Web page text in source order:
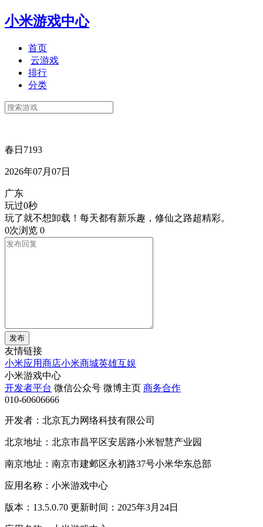
小米游戏中心
首页
云游戏
排行
分类
春日7193
2026年07月07日
广东
玩过0秒
玩了就不想卸载！每天都有新乐趣，修仙之路超精彩。
0次浏览 0
发布
友情链接
小米应用商店小米商城英雄互娱
小米游戏中心
开发者平台 微信公众号 微博主页 商务合作
010-60606666
开发者：北京瓦力网络科技有限公司
北京地址：北京市昌平区安居路小米智慧产业园
南京地址：南京市建邺区永初路37号小米华东总部
应用名称：小米游戏中心
版本：13.5.0.70 更新时间：2025年3月24日